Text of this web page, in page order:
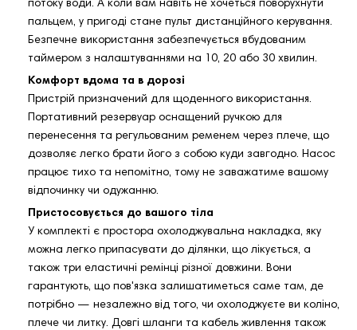
потоку води. А коли вам навіть не хочеться поворухнути
пальцем, у пригоді стане пульт дистанційного керування.
Безпечне використання забезпечується вбудованим
таймером з налаштуваннями на 10, 20 або 30 хвилин.
Комфорт вдома та в дорозі
Пристрій призначений для щоденного використання.
Портативний резервуар оснащений ручкою для
перенесення та регульованим ременем через плече, що
дозволяє легко брати його з собою куди завгодно. Насос
працює тихо та непомітно, тому не заважатиме вашому
відпочинку чи одужанню.
Пристосовується до вашого тіла
У комплекті є простора охолоджувальна накладка, яку
можна легко припасувати до ділянки, що лікується, а
також три еластичні ремінці різної довжини. Вони
гарантують, що пов'язка залишатиметься саме там, де
потрібно — незалежно від того, чи охолоджуєте ви коліно,
плече чи литку. Довгі шланги та кабель живлення також